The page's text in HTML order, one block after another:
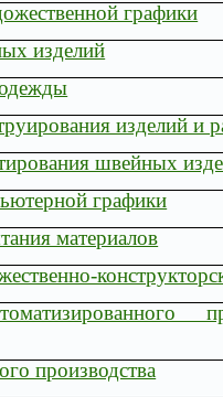
графики
изделий
изделий и
швейных
графики
материалов
производства